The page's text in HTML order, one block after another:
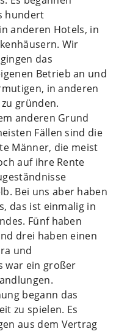
hundert
anderen Hotels, in
Wir
das
Betrieb an und
in anderen
gründen.
anderen Grund
Fällen sind die
Männer, die meist
auf ihre Rente
Bei uns aber haben
das ist einmalig in
Fünf haben
drei haben einen
und
war ein großer
begann das
zu spielen. Es
aus dem Vertrag